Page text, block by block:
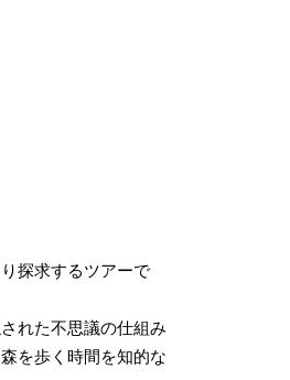
探求するツアーで
れた不思議の仕組み
を歩く時間を知的な